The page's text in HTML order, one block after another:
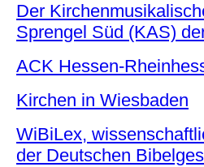
Der
Sprengel Süd (KAS)
ACK Hessen-
Kirchen in Wiesbaden
WiBiLex,
der Deutschen